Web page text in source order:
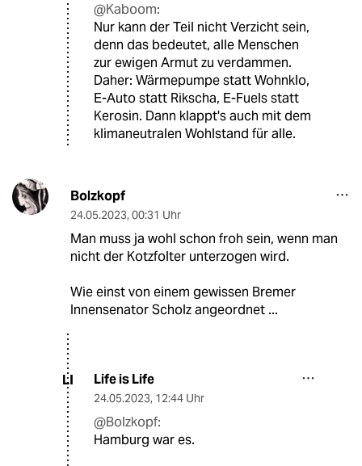
@Kaboom:
Nur kann der Teil nicht Verzicht sein,
denn das bedeutet, alle Menschen
zur ewigen Armut zu verdammen.
Daher: Wärmepumpe statt Wohnklo,
E-Auto statt Rikscha, E-Fuels statt
Kerosin. Dann klappt's auch mit dem
klimaneutralen Wohlstand für alle.
Bolzkopf
24.05.2023, 00:31 Uhr
Man muss ja wohl schon froh sein, wenn man
nicht der Kotzfolter unterzogen wird.
Wie einst von einem gewissen Bremer
Innensenator Scholz angeordnet ...
LI Life is Life
24.05.2023, 12:44 Uhr
@Bolzkopf:
Hamburg war es.